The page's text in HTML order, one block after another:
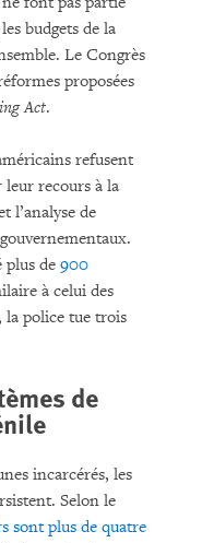
budgets de la
Le Congrès
proposées
Act.
refusent
leur recours à la
l’analyse de
plus de 900
à celui des
la police tue trois
de
incarcérés, les
Selon le
sont plus de quatre